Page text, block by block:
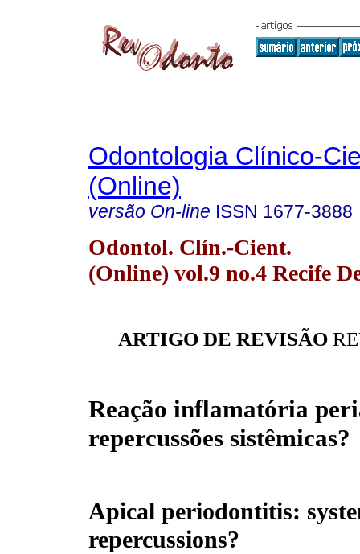
Odontologia Clínico-
(Online)
versão On-line ISSN 1677-3888
Odontol. Clín.-Cient.
(Online) vol.9 no.4 Recife
ARTIGO DE REVISÃO
Reação inflamatória
repercussões sistêmicas?
Apical periodontitis:
repercussions?